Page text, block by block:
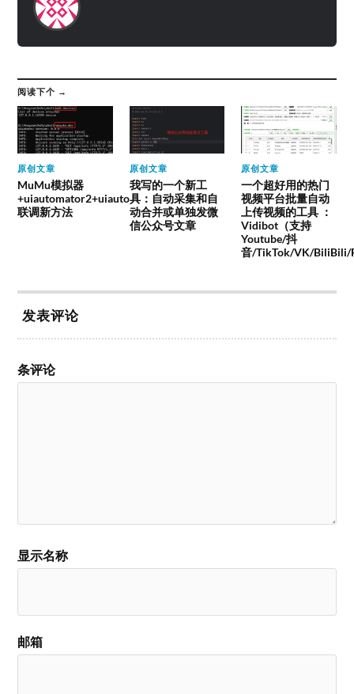
阅读下个 →
原创文章
MuMu模拟器
+uiautomator2+uiauto
联调新方法
原创文章
我写的一个新工
具：自动采集和自
动合并或单独发微
信公众号文章
原创文章
一个超好用的热门
视频平台批量自动
上传视频的工具 ：
Vidibot（支持
Youtube/抖
音/TikTok/VK/BiliBili/
发表评论
条评论
显示名称
邮箱